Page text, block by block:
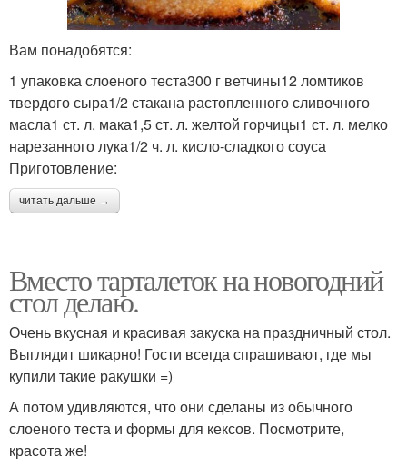
Вам понадобятся:
1 упаковка слоеного теста300 г ветчины12 ломтиков
твердого сыра1/2 стакана растопленного сливочного
масла1 ст. л. мака1,5 ст. л. желтой горчицы1 ст. л. мелко
нарезанного лука1/2 ч. л. кисло-сладкого соуса
Приготовление:
читать дальше →
Вместо тарталеток на новогодний
стол делаю.
Очень вкусная и красивая закуска на праздничный стол.
Выглядит шикарно! Гости всегда спрашивают, где мы
купили такие ракушки =)
А потом удивляются, что они сделаны из обычного
слоеного теста и формы для кексов. Посмотрите,
красота же!